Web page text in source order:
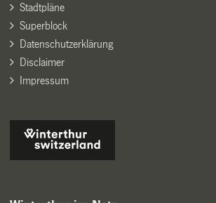
Stadtpläne
Superblock
Datenschutzerklärung
Disclaimer
Impressum